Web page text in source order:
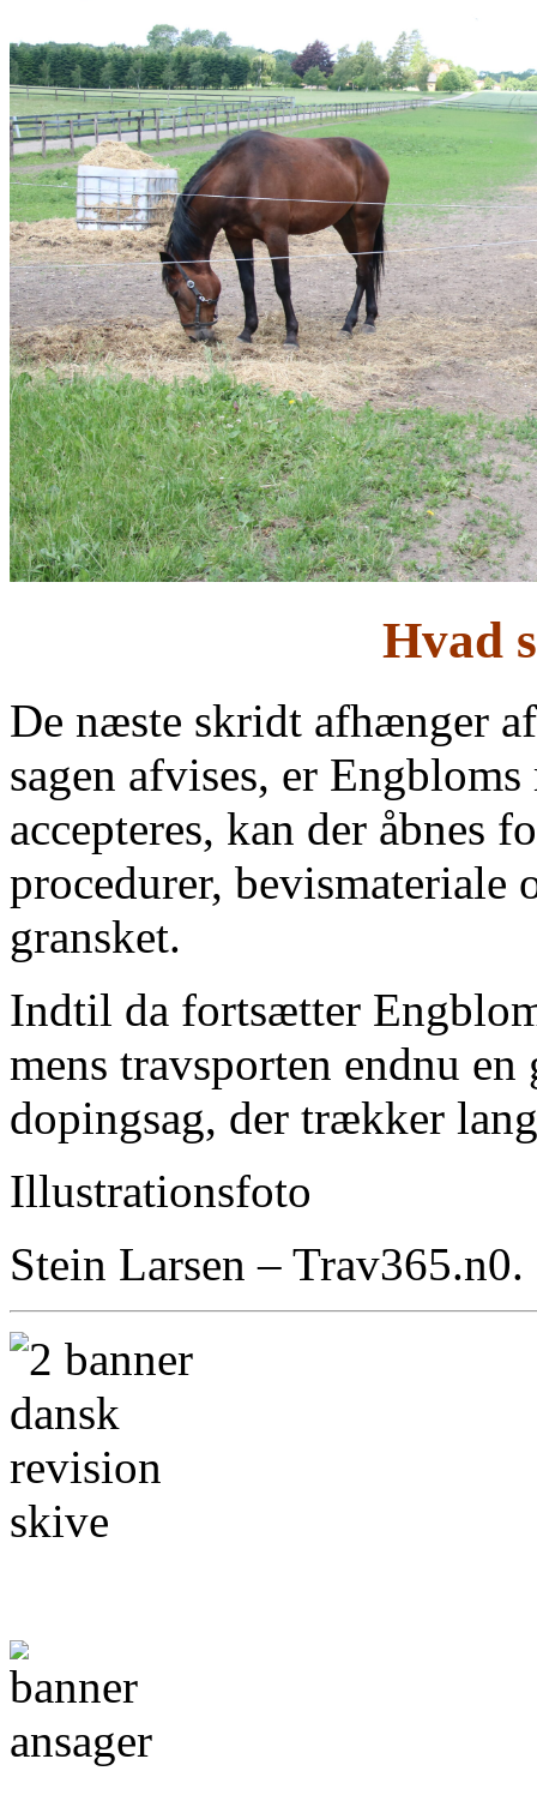
Hvad
De næste skridt afhænger
sagen afvises, er
accepteres, kan der åbnes
procedurer, bevismateriale
gransket.
Indtil da fortsætter
mens travsporten endnu
dopingsag, der trækker
Illustrationsfoto
Stein Larsen – Trav365.n0.